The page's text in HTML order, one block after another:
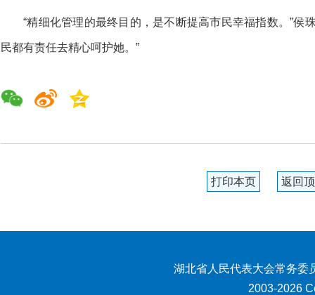
“精细化管理的最终目的，是不断提高市民幸福指数。”侯
民都有责任去精心呵护她。”
打印本页 返回
湖北省人民代表大会常务委
2003-2026